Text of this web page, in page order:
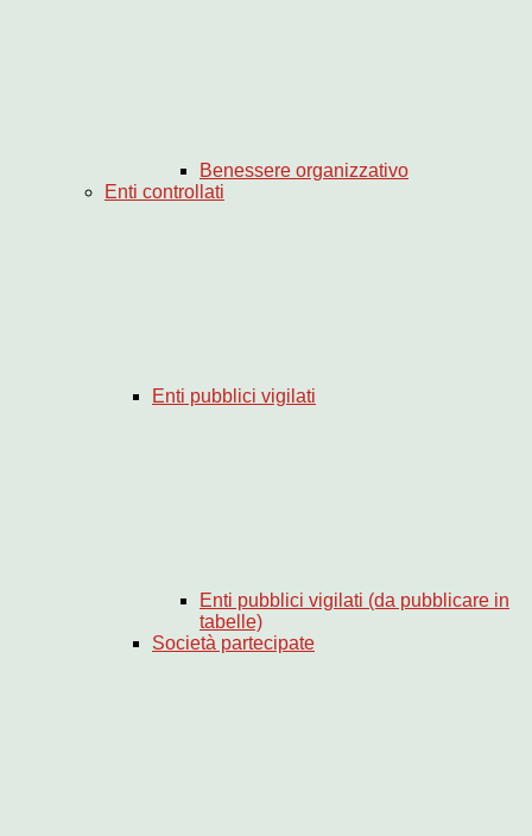
Benessere organizzativo
Enti controllati
Enti pubblici vigilati
Enti pubblici vigilati (da pubblicare in
tabelle)
Società partecipate